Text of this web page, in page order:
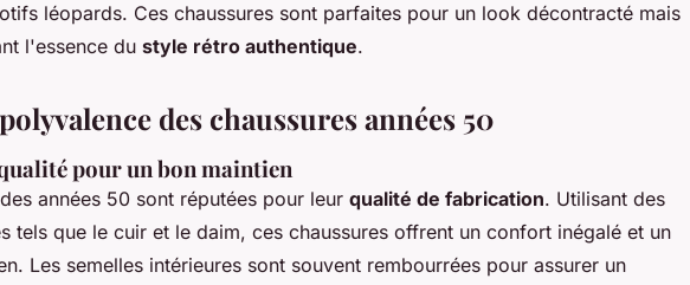
léopards. Ces chaussures sont parfaites pour un look décontracté mais
l'essence du style rétro authentique.
des chaussures années 50
pour un bon maintien
années 50 sont réputées pour leur qualité de fabrication. Utilisant des
tels que le cuir et le daim, ces chaussures offrent un confort inégalé et un
Les semelles intérieures sont souvent rembourrées pour assurer un